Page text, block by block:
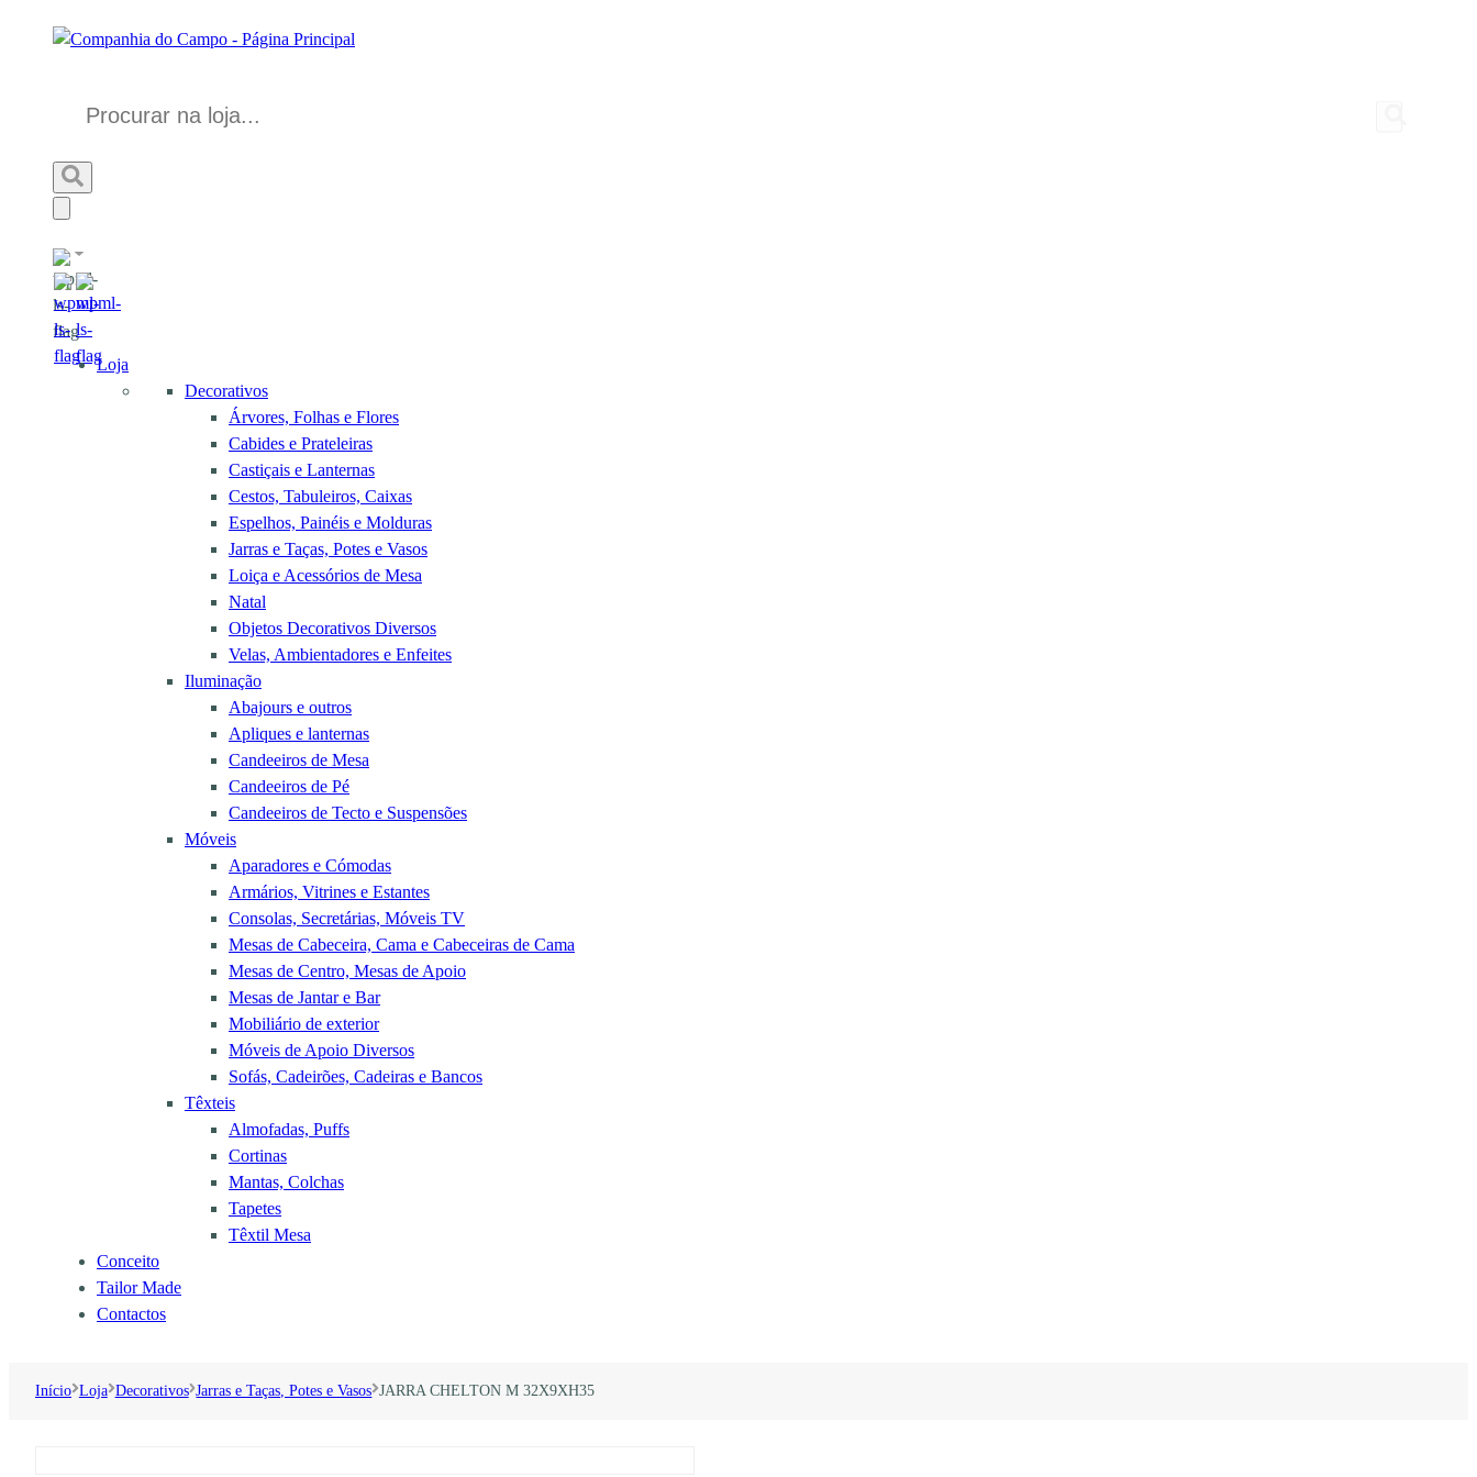
Loja
Decorativos
Árvores, Folhas e Flores
Cabides e Prateleiras
Castiçais e Lanternas
Cestos, Tabuleiros, Caixas
Espelhos, Painéis e Molduras
Jarras e Taças, Potes e Vasos
Loiça e Acessórios de Mesa
Natal
Objetos Decorativos Diversos
Velas, Ambientadores e Enfeites
Iluminação
Abajours e outros
Apliques e lanternas
Candeeiros de Mesa
Candeeiros de Pé
Candeeiros de Tecto e Suspensões
Móveis
Aparadores e Cómodas
Armários, Vitrines e Estantes
Consolas, Secretárias, Móveis TV
Mesas de Cabeceira, Cama e Cabeceiras de Cama
Mesas de Centro, Mesas de Apoio
Mesas de Jantar e Bar
Mobiliário de exterior
Móveis de Apoio Diversos
Sofás, Cadeirões, Cadeiras e Bancos
Têxteis
Almofadas, Puffs
Cortinas
Mantas, Colchas
Tapetes
Têxtil Mesa
Conceito
Tailor Made
Contactos
Início Loja Decorativos Jarras e Taças, Potes e Vasos JARRA CHELTON M 32X9XH35